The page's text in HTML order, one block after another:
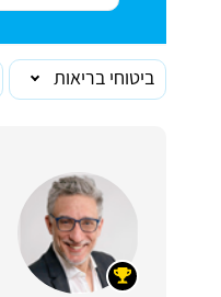
ביטוחי בריאות